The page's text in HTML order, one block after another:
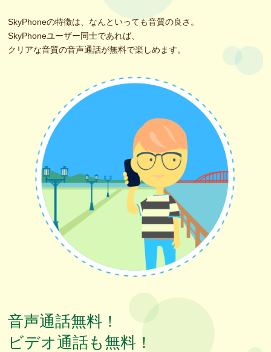
SkyPhoneの特徴は、なんといっても音質の良さ。
SkyPhoneユーザー同士であれば、
クリアな音質の音声通話が無料で楽しめます。
音声通話無料！
ビデオ通話も無料！